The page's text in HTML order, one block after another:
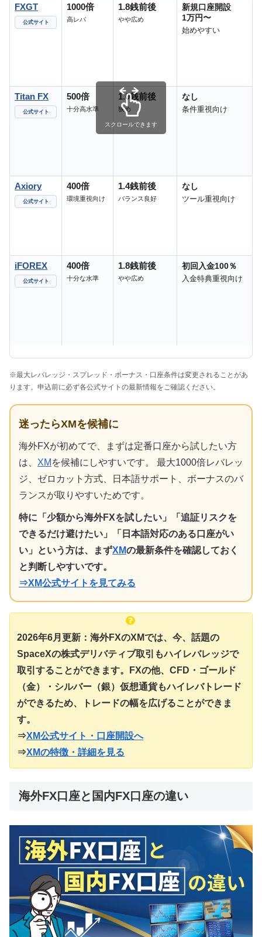
FXGT
公式サイト
1000倍
高レバ
1.8銭前後
やや広め
新規口座開設
1万円〜
始めやすい
Titan FX
公式サイト
500倍
十分高水準
1.0銭前後
狭め
なし
条件重視向け
Axiory
公式サイト
400倍
環境重視向け
1.4銭前後
バランス良好
なし
ツール重視向け
iFOREX
公式サイト
400倍
十分な水準
1.8銭前後
やや広め
初回入金100％
入金特典重視向け
スクロールできます
※最大レバレッジ・スプレッド・ボーナス・口座条件は変更されることがあ
ります。申込前に必ず各公式サイトの最新情報をご確認ください。
迷ったらXMを候補に
海外FXが初めてで、まずは定番口座から試したい方
は、 XM を候補にしやすいです。 最大1000倍レバレッ
ジ、ゼロカット方式、日本語サポート、ボーナスのバ
ランスが取りやすいためです。
特に「少額から海外FXを試したい」「追証リスクを
できるだけ避けたい」「日本語対応のある口座がい
い」という方は、まずXMの最新条件を確認しておく
と判断しやすいです。
⇒XM公式サイトを見てみる
2026年6月更新：海外FXのXMでは、今、話題の
SpaceXの株式デリバティブ取引もハイレバレッジで
取引することができます。FXの他、CFD・ゴールド
（金）・シルバー（銀）仮想通貨もハイレバトレード
ができるため、トレードの幅を広げることができま
す。
⇒XM公式サイト・口座開設へ
⇒XMの特徴・詳細を見る
海外FX口座と国内FX口座の違い